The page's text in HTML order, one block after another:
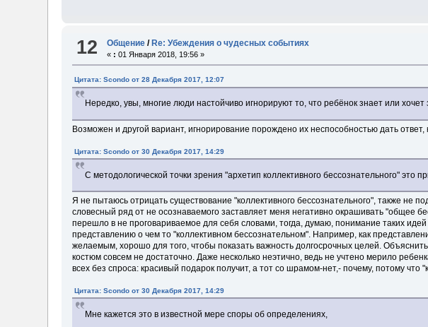
12 Общение / Re: Убеждения о чудесных событиях
« : 01 Января 2018, 19:56 »
Цитата: Scondo от 28 Декабря 2017, 12:07
Нередко, увы, многие люди настойчиво игнорируют то, что ребёнок знает или хочет
Возможен и другой вариант, игнорирование порождено их неспособностью дать
Цитата: Scondo от 30 Декабря 2017, 14:29
С методологической точки зрения "архетип коллективного бессознательного" это
Я не пытаюсь отрицать существование "коллективного бессознательного", также не
словесный ряд от не осознаваемого заставляет меня негативно окрашивать "общее
перешло в не проговариваемое для себя словами, тогда, думаю, понимание таких
представлению о чем то "коллективном бессознательном". Например, как
желаемым, хорошо для того, чтобы показать важность долгосрочных целей.
костюм совсем не достаточно. Даже несколько неэтично, ведь не учтено мерило
всех без спроса: красивый подарок получит, а тот со шрамом-нет,- почему, потому
Цитата: Scondo от 30 Декабря 2017, 14:29
Мне кажется это в известной мере споры об определениях,